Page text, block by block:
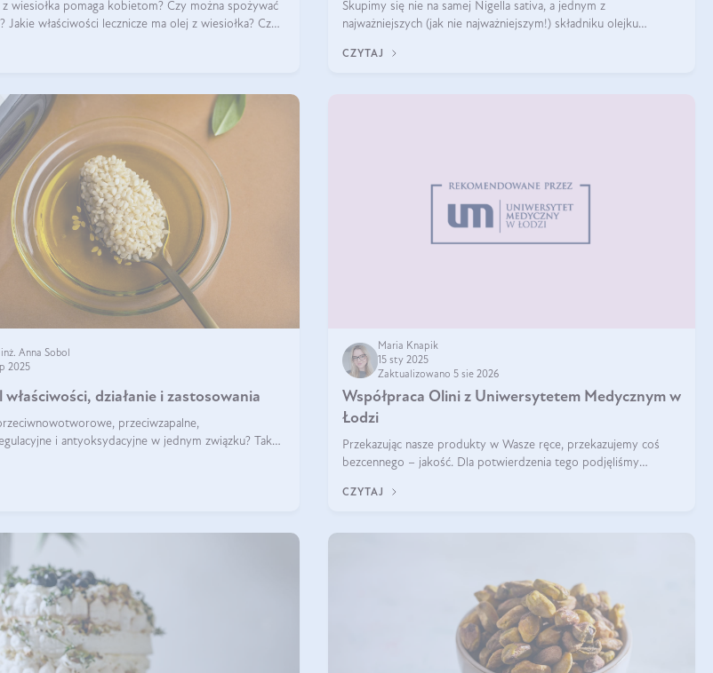
wiesiołka pomaga kobietom? Czy można spożywać
Jakie właściwości lecznicze ma olej z wiesiołka? Czy
jes
Skupimy się nie na samej Nigella sativa, a jednym z
najważniejszych (jak nie najważniejszym!) składniku olejku
CZYTAJ
Anna Sobol
2025
właściwości, działanie i zastosowania
przeciwzapalne,
i antyoksydacyjne w jednym związku? Tak
— być może to pierwsza ok
Maria Knapik
15 sty 2025
Zaktualizowano 5 sie 2026
Współpraca Olini z Uniwersytetem Medycznym w
Łodzi
Przekazując nasze produkty w Wasze ręce, przekazujemy coś
bezcennego – jakość. Dla potwierdzenia tego podjęliśmy
regularnie badają nasze oleje,
CZYTAJ